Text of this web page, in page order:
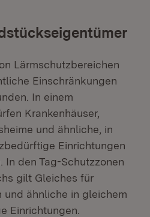
Lärmschutzbereichen
Einschränkungen
In einem
Krankenhäuser,
und ähnliche, in
Einrichtungen
den Tag-Schutzzonen
gilt Gleiches für
und ähnliche in gleichem
Einrichtungen.